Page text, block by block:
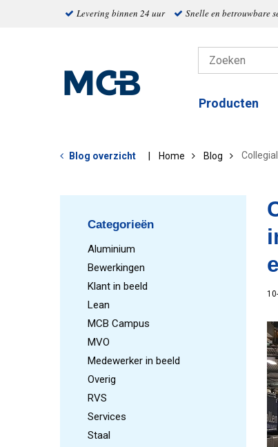
Levering binnen 24 uur Snelle en betrouwbare
Producten
Blog overzicht Home Blog
Categorieën
Aluminium
Bewerkingen
Klant in beeld
Lean
MCB Campus
MVO
Medewerker in beeld
Overig
RVS
Services
Staal